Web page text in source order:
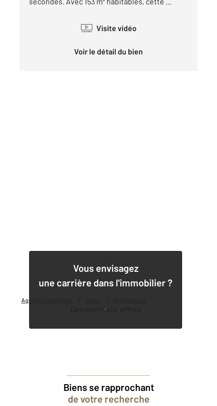
Agence immobilière
Visite vidéo
Voir le détail du bien
Vous envisagez
une carrière dans l'immobilier ?
Découvrir nos offres
Biens se rapprochant
de votre recherche